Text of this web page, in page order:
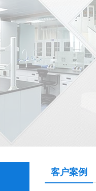
客户案例